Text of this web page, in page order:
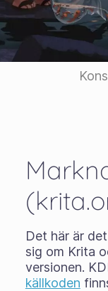
Det här är
sig om Krita
versionen.
källkoden